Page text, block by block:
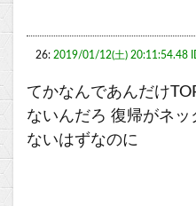
26: 2019/01/12(土) 20:11:54.48
てかなんであんだけ
ないんだろ 復帰がネ
ないはずなのに